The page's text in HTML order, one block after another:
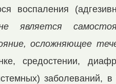
воспа­ления
является
осложня­ющее
средостении,
заболеваний,